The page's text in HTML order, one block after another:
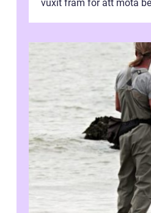
vuxit fram för att möta